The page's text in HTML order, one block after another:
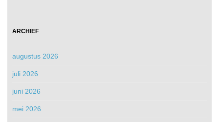
ARCHIEF
augustus 2026
juli 2026
juni 2026
mei 2026